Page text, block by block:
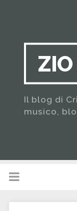
Il blog di
musico,